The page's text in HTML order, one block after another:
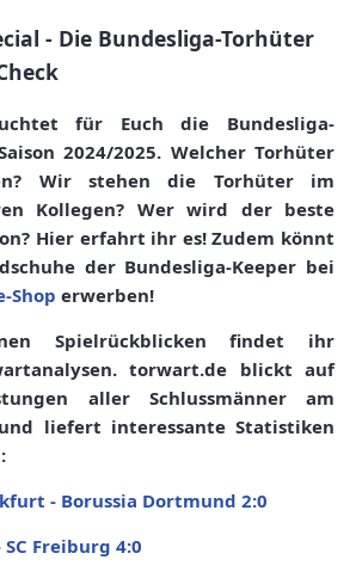
- Die Bundesliga-Torhüter
für Euch die Bundesliga-
2024/2025. Welcher Torhüter
Wir stehen die Torhüter im
Kollegen? Wer wird der beste
Hier erfahrt ihr es! Zudem könnt
der Bundesliga-Keeper bei
Shop erwerben!
Spielrückblicken findet ihr
torwart.de blickt auf
aller Schlussmänner am
liefert interessante Statistiken
:
- Borussia Dortmund 2:0
Freiburg 4:0